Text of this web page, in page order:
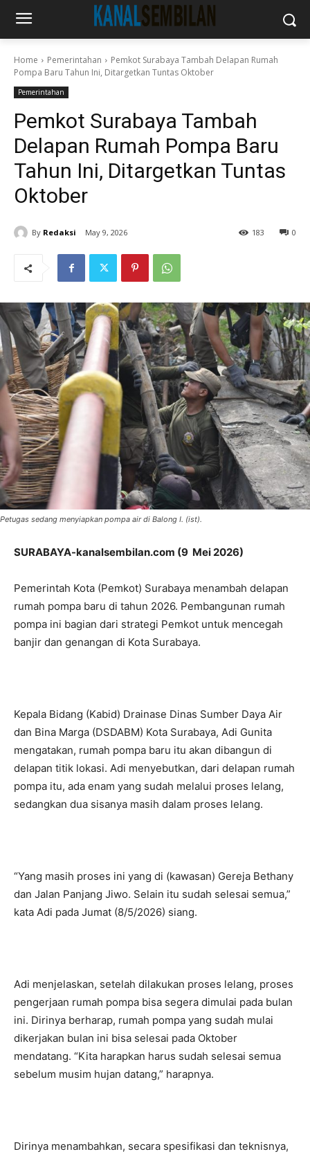
Home Pemerintahan
Pemkot Surabaya Tambah Delapan Rumah
Pompa Baru Tahun Ini, Ditargetkan Tuntas Oktober
Pemerintahan
Pemkot Surabaya Tambah
Delapan Rumah Pompa Baru
Tahun Ini, Ditargetkan Tuntas
Oktober
By Redaksi May 9, 2026 0
183
Petugas sedang menyiapkan pompa air di Balong I. (ist).
SURABAYA-kanalsembilan.com (9 Mei 2026)
Pemerintah Kota (Pemkot) Surabaya menambah delapan
rumah pompa baru di tahun 2026. Pembangunan rumah
pompa ini bagian dari strategi Pemkot untuk mencegah
banjir dan genangan di Kota Surabaya.
Kepala Bidang (Kabid) Drainase Dinas Sumber Daya Air
dan Bina Marga (DSDABM) Kota Surabaya, Adi Gunita
mengatakan, rumah pompa baru itu akan dibangun di
delapan titik lokasi. Adi menyebutkan, dari delapan rumah
pompa itu, ada enam yang sudah melalui proses lelang,
sedangkan dua sisanya masih dalam proses lelang.
“Yang masih proses ini yang di (kawasan) Gereja Bethany
dan Jalan Panjang Jiwo. Selain itu sudah selesai semua,”
kata Adi pada Jumat (8/5/2026) siang.
Adi menjelaskan, setelah dilakukan proses lelang, proses
pengerjaan rumah pompa bisa segera dimulai pada bulan
ini. Dirinya berharap, rumah pompa yang sudah mulai
dikerjakan bulan ini bisa selesai pada Oktober
mendatang. “Kita harapkan harus sudah selesai semua
sebelum musim hujan datang,” harapnya.
Dirinya menambahkan, secara spesifikasi dan teknisnya,